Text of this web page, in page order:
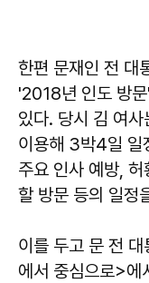
한편 문재인 전 대
'2018년 인도 방
있다. 당시 김 여
이용해 3박4일 일
주요 인사 예방,
할 방문 등의 일정
이를 두고 문 전
에서 중심으로>에